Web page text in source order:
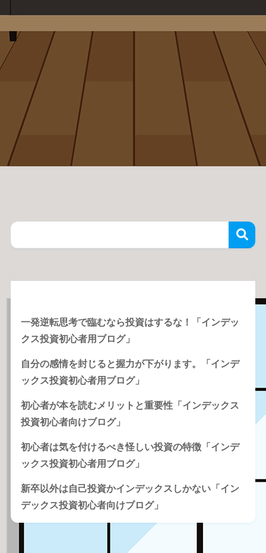
一発逆転思考で臨むなら投資はするな！「インデッ
クス投資初心者用ブログ」
自分の感情を封じると握力が下がります。「インデ
ックス投資初心者用ブログ」
初心者が本を読むメリットと重要性「インデックス
投資初心者向けブログ」
初心者は気を付けるべき怪しい投資の特徴「インデ
ックス投資初心者用ブログ」
新卒以外は自己投資かインデックスしかない「イン
デックス投資初心者向けブログ」